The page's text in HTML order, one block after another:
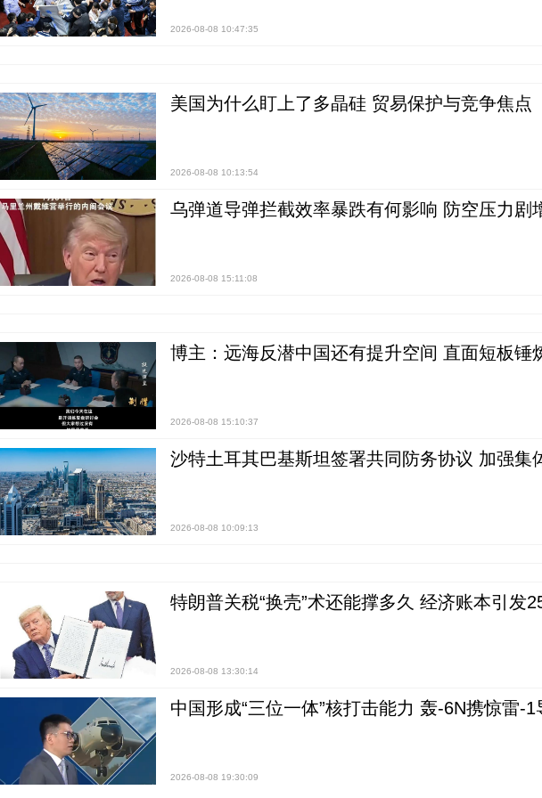
2026-08-08 10:47:35
美国为什么盯上了多晶硅 贸易保护与竞争焦点
2026-08-08 10:13:54
乌弹道导弹拦截效率暴跌有何影响 防空压力剧
2026-08-08 15:11:08
博主：远海反潜中国还有提升空间 直面短板锤
2026-08-08 15:10:37
沙特土耳其巴基斯坦签署共同防务协议 加强集
2026-08-08 10:09:13
特朗普关税“换壳”术还能撑多久 经济账本引发
2026-08-08 13:30:14
中国形成“三位一体”核打击能力 轰-6N携惊雷-1
2026-08-08 19:30:09